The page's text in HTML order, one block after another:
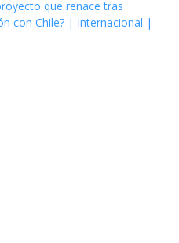
que renace tras
con Chile? | Internacional |